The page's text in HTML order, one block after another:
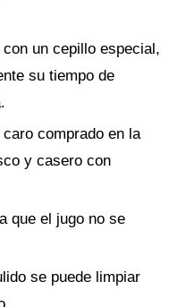
un cepillo especial,
su tiempo de
comprado en la
y casero con
que el jugo no se
se puede limpiar